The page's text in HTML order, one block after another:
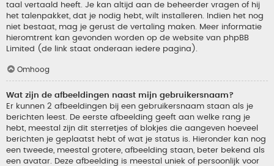
taal vertaald heeft. Je kan altijd aan de beheerder vragen of hij
het talenpakket, dat je nodig hebt, wilt installeren. Indien het nog
niet bestaat, mag je gerust de vertaling maken. Meer informatie
hieromtrent kan gevonden worden op de website van phpBB
Limited (de link staat onderaan iedere pagina).
Omhoog
Wat zijn de afbeeldingen naast mijn gebruikersnaam?
Er kunnen 2 afbeeldingen bij een gebruikersnaam staan als je
berichten leest. De eerste afbeelding geeft aan welke rang je
hebt, meestal zijn dit sterretjes of blokjes die aangeven hoeveel
berichten je geplaatst hebt of wat je status is. Hieronder kan nog
een tweede, meestal grotere, afbeelding staan, beter bekend als
een avatar. Deze afbeelding is meestal uniek of persoonlijk voor